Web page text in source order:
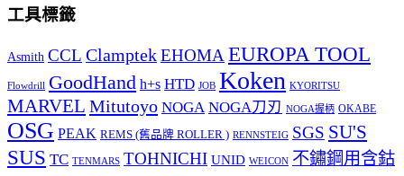
工具標籤
Asmith CCL ClamptekEHOMA EUROPA TOOL
Flowdrill GoodHand h+s HTD JOB Koken KYORITSU
MARVEL Mitutoyo NOGA NOGA刀刃 NOGA握柄 OKABE
OSG PEAK REMS (舊品牌 ROLLER ) RENNSTEIG SGS SU'S
SUS TC TENMARS TOHNICHI UNID WEICON 不鏽鋼用含鈷